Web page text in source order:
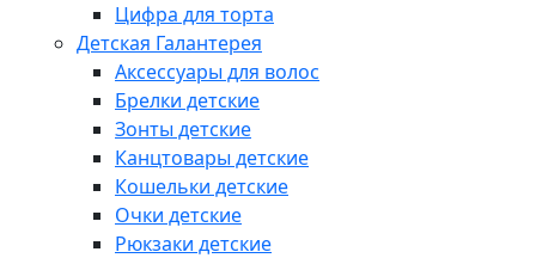
Цифра для торта
Детская Галантерея
Аксессуары для волос
Брелки детские
Зонты детские
Канцтовары детские
Кошельки детские
Очки детские
Рюкзаки детские